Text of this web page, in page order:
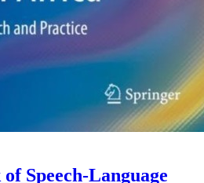
Speech-Language